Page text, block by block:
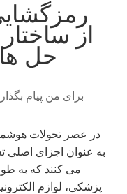
حل
برای من پیام
می کنند که به
پزشکی، لوازم